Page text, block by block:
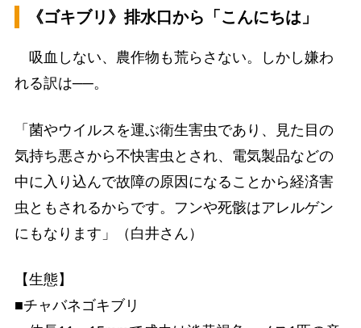
《ゴキブリ》排水口から「こんにちは」
吸血しない、農作物も荒らさない。しかし嫌わ
れる訳は──。
「菌やウイルスを運ぶ衛生害虫であり、見た目の
気持ち悪さから不快害虫とされ、電気製品などの
中に入り込んで故障の原因になることから経済害
虫ともされるからです。フンや死骸はアレルゲン
にもなります」（白井さん）
【生態】
■チャバネゴキブリ